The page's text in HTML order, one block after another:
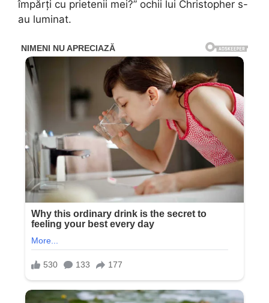
împărți cu prietenii mei?” ochii lui Christopher s-
au luminat.